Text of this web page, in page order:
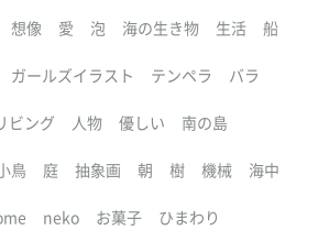
想像 愛 泡 海の生き物 生活 船
ガールズイラスト テンペラ バラ
ビング 人物 優しい 南の島
鳥 庭 抽象画 朝 樹 機械 海中
neko お菓子 ひまわり